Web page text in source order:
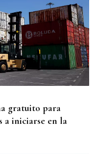
gratuito para
a iniciarse en la